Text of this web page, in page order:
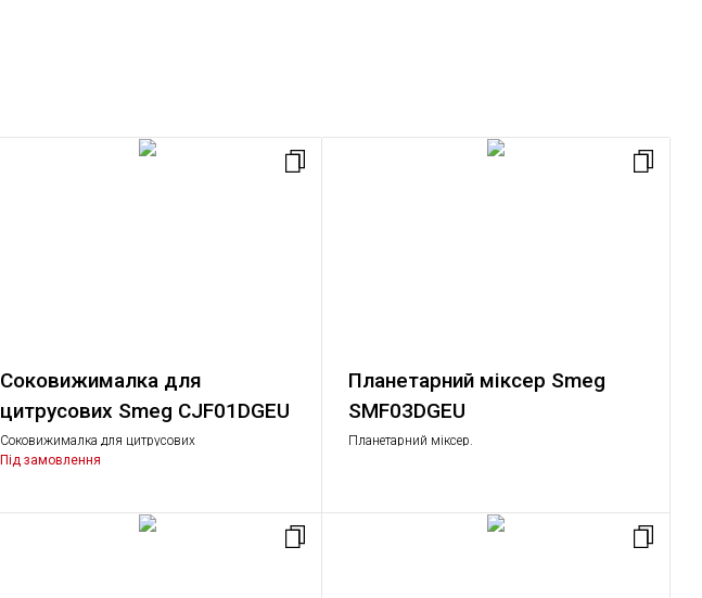
Соковижималка для
цитрусових Smeg CJF01DGEU
Соковижималка для цитрусових
Під замовлення
Планетарний міксер Smeg
SMF03DGEU
Планетарний міксер.